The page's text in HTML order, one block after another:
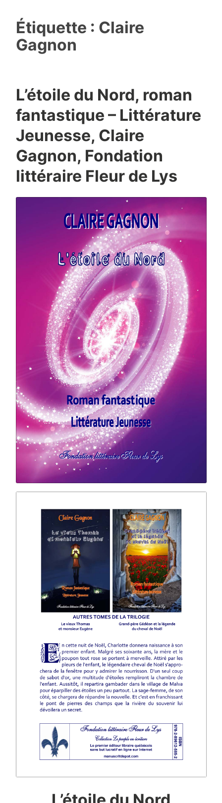
Étiquette : Claire
Gagnon
L’étoile du Nord, roman
fantastique – Littérature
Jeunesse, Claire
Gagnon, Fondation
littéraire Fleur de Lys